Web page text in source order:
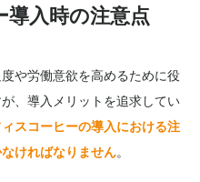
入時の注意点
や労働意欲を高めるために役
、導入メリットを追求してい
スコーヒーの導入における注
ければなりません。